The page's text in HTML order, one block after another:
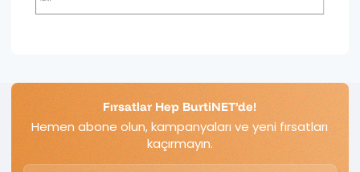
Fırsatlar Hep BurtiNET’de!
Hemen abone olun, kampanyaları ve yeni fırsatları
kaçırmayın.